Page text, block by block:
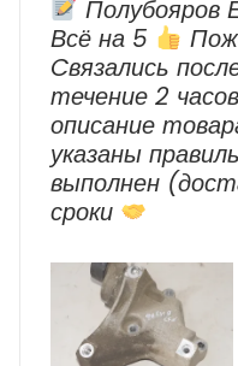
Полубояров
Всё на 5
Cвязались
течение 2
описание
указаны
выполнен
сроки